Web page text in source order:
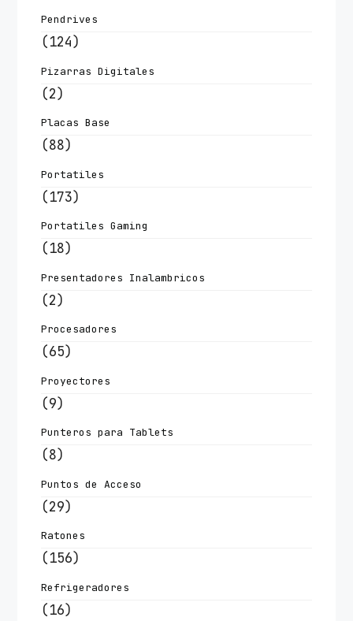
Pendrives
(124)
Pizarras Digitales
(2)
Placas Base
(88)
Portatiles
(173)
Portatiles Gaming
(18)
Presentadores Inalambricos
(2)
Procesadores
(65)
Proyectores
(9)
Punteros para Tablets
(8)
Puntos de Acceso
(29)
Ratones
(156)
Refrigeradores
(16)